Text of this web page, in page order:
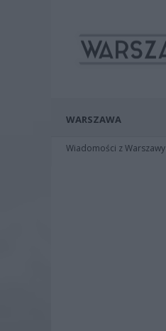
WARSZAWA
Wiadomości z Warszawy